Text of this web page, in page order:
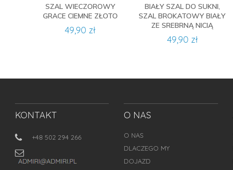
SZAL WIECZOROWY
GRACE CIEMNE ZŁOTO
49,90 zł
BIAŁY SZAL DO SUKNI,
SZAL BROKATOWY BIAŁY
ZE SREBRNĄ NICIĄ
49,90 zł
KONTAKT
+48 502 294 266
O NAS
O NAS
DLACZEGO MY
DOJAZD